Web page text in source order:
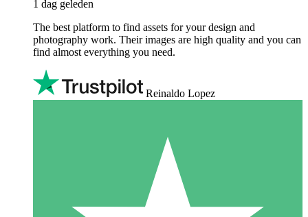
1 dag geleden
The best platform to find assets for your design and
photography work. Their images are high quality and you can
find almost everything you need.
Reinaldo Lopez